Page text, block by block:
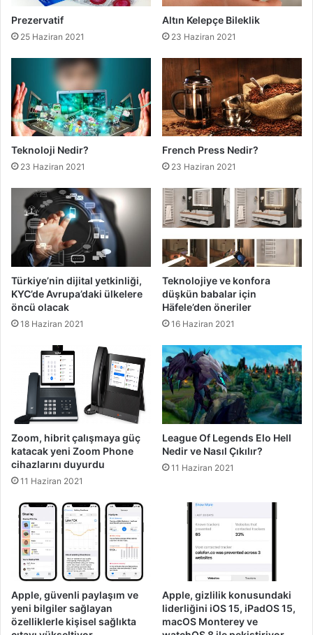
Prezervatif
25 Haziran 2021
Altın Kelepçe Bileklik
23 Haziran 2021
Teknoloji Nedir?
23 Haziran 2021
French Press Nedir?
23 Haziran 2021
Türkiye’nin dijital yetkinliği,
KYC’de Avrupa’daki ülkelere
öncü olacak
18 Haziran 2021
Teknolojiye ve konfora
düşkün babalar için
Häfele’den öneriler
16 Haziran 2021
Zoom, hibrit çalışmaya güç
katacak yeni Zoom Phone
cihazlarını duyurdu
11 Haziran 2021
League Of Legends Elo Hell
Nedir ve Nasıl Çıkılır?
11 Haziran 2021
Apple, güvenli paylaşım ve
yeni bilgiler sağlayan
özelliklerle kişisel sağlıkta
Apple, gizlilik konusundaki
liderliğini iOS 15, iPadOS 15,
macOS Monterey ve